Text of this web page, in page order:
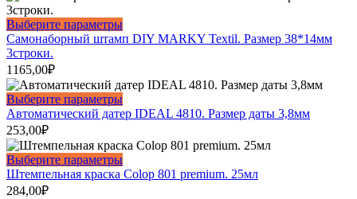
можно
выбрать
на
товара.
Выберите параметрыЭтот
товар
вариаций.
Опции
можно
выбрать
странице
товара.
Самонаборный штамп DIY MARKY Textil. Размер 38*14мм
3строки.
1165,00₽
Выберите параметрыЭтот
товар
несколько
вариаций.
Опции
можно
Автоматический датер IDEAL 4810. Размер даты 3,8мм
253,00₽
Выберите параметрыЭтот
товар
Штемпельная краска Colop 801 premium. 25мл
284,00₽